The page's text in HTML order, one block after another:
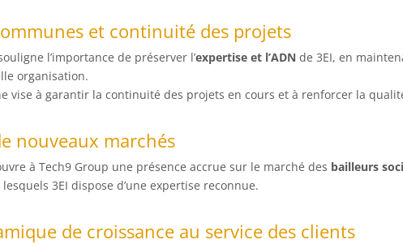
et continuité des projets
l’importance de préserver l’expertise et l’ADN de 3EI, en
organisation.
vise à garantir la continuité des projets en cours et à renforcer la
nouveaux marchés
à Tech9 Group une présence accrue sur le marché des bailleurs
3EI dispose d’une expertise reconnue.
de croissance au service des clients